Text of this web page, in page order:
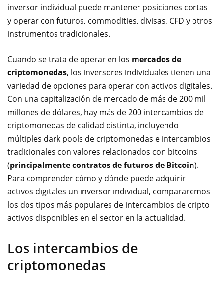
inversor individual puede mantener posiciones cortas
y operar con futuros, commodities, divisas, CFD y otros
instrumentos tradicionales.
Cuando se trata de operar en los mercados de
criptomonedas, los inversores individuales tienen una
variedad de opciones para operar con activos digitales.
Con una capitalización de mercado de más de 200 mil
millones de dólares, hay más de 200 intercambios de
criptomonedas de calidad distinta, incluyendo
múltiples dark pools de criptomonedas e intercambios
tradicionales con valores relacionados con bitcoins
(principalmente contratos de futuros de Bitcoin).
Para comprender cómo y dónde puede adquirir
activos digitales un inversor individual, compararemos
los dos tipos más populares de intercambios de cripto
activos disponibles en el sector en la actualidad.
Los intercambios de
criptomonedas